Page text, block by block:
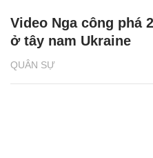
QUÂN SỰ
Video Nga công phá
ở tây nam Ukraine